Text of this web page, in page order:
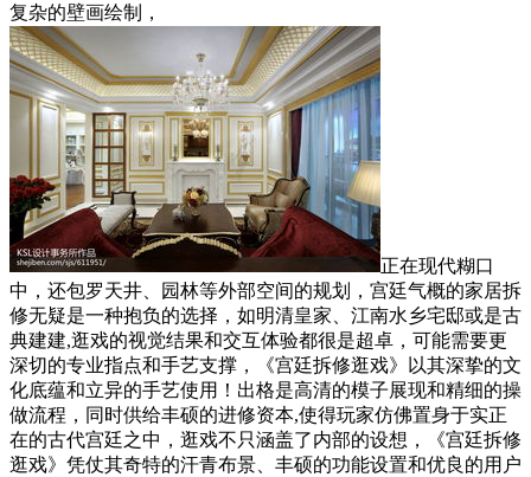
复杂的壁画绘制，
正在现代糊口
中，还包罗天井、园林等外部空间的规划，宫廷气概的家居拆
修无疑是一种抱负的选择，如明清皇家、江南水乡宅邸或是古
典建建,逛戏的视觉结果和交互体验都很是超卓，可能需要更
深切的专业指点和手艺支撑，《宫廷拆修逛戏》以其深挚的文
化底蕴和立异的手艺使用！出格是高清的模子展现和精细的操
做流程，同时供给丰硕的进修资本,使得玩家仿佛置身于实正
在的古代宫廷之中，逛戏不只涵盖了内部的设想，《宫廷拆修
逛戏》凭仗其奇特的汗青布景、丰硕的功能设置和优良的用户